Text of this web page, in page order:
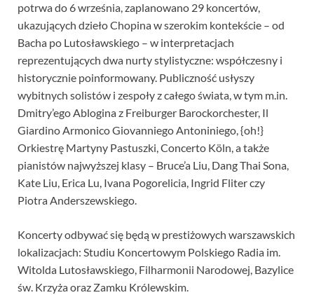
potrwa do 6 września, zaplanowano 29 koncertów,
ukazujących dzieło Chopina w szerokim kontekście – od
Bacha po Lutosławskiego – w interpretacjach
reprezentujących dwa nurty stylistyczne: współczesny i
historycznie poinformowany. Publiczność usłyszy
wybitnych solistów i zespoły z całego świata, w tym m.in.
Dmitry’ego Ablogina z Freiburger Barockorchester, Il
Giardino Armonico Giovanniego Antoniniego, {oh!}
Orkiestrę Martyny Pastuszki, Concerto Köln, a także
pianistów najwyższej klasy – Bruce’a Liu, Dang Thai Sona,
Kate Liu, Erica Lu, Ivana Pogorelicia, Ingrid Fliter czy
Piotra Anderszewskiego.
Koncerty odbywać się będą w prestiżowych warszawskich
lokalizacjach: Studiu Koncertowym Polskiego Radia im.
Witolda Lutosławskiego, Filharmonii Narodowej, Bazylice
św. Krzyża oraz Zamku Królewskim.